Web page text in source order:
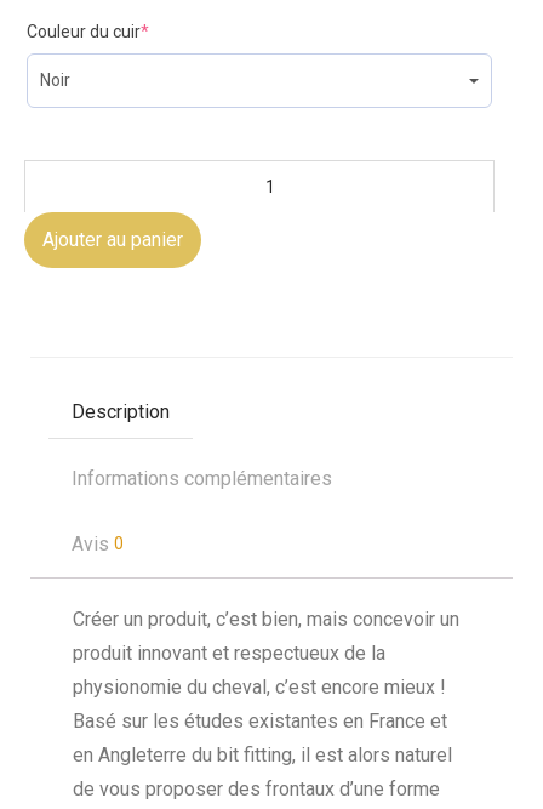
Couleur du cuir*
Ajouter au panier
Description
Informations complémentaires
Avis0
Créer un produit, c’est bien, mais concevoir un
produit innovant et respectueux de la
physionomie du cheval, c’est encore mieux !
Basé sur les études existantes en France et
en Angleterre du bit fitting, il est alors naturel
de vous proposer des frontaux d’une forme